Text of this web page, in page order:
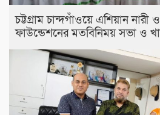
চট্টগ্রাম চান্দগাঁওয়ে এশিয়ান
ফাউন্ডেশনের মতবিনিময় সভা ও